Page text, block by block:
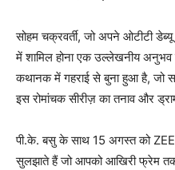
सोहम चक्रवर्ती, जो अपने ओटीटी
में शामिल होना एक उल्लेखनीय अनुभव
कथानक में गहराई से बुना हुआ है, जो
इस रोमांचक सीरीज़ का तनाव और
पी.के. बसु के साथ 15 अगस्त को
सुलझाते हैं जो आपको आखिरी फ्रेम तक